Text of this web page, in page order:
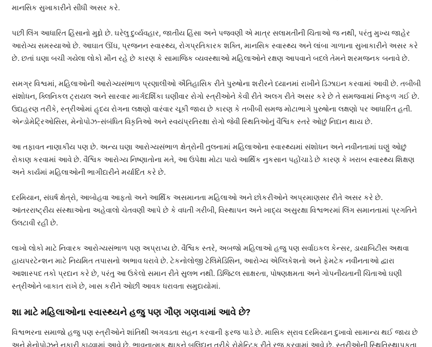
માનસિક સુખાકારીને સીધી અસર કરે.
પછી લિંગ આધારિત હિંસાનો મુદ્દો છે. ઘરેલુ દુર્વ્યવહાર, જાતીય હિંસા અને પજવણી એ માત્ર સલામતીની ચિંતાઓ જ નથી, પરંતુ મુખ્ય જાહેર
આરોગ્ય સમસ્યાઓ છે. આઘાત ઊંઘ, પ્રજનન સ્વાસ્થ્ય, રોગપ્રતિકારક શક્તિ, માનસિક સ્વાસ્થ્ય અને લાંબા ગાળાના સુખાકારીને અસર કરે
છે. છતાં ઘણા બચી ગયેલા લોકો મૌન રહે છે કારણ કે સામાજિક વ્યવસ્થાઓ મહિલાઓને રક્ષણ આપવાને બદલે તેમને શરમજનક બનાવે છે.
સમગ્ર વિશ્વમાં, મહિલાઓની આરોગ્યસંભાળ પ્રણાલીઓ ઐતિહાસિક રીતે પુરુષોના શરીરને ધ્યાનમાં રાખીને ડિઝાઇન કરવામાં આવી છે. તબીબી
સંશોધન, ક્લિનિકલ ટ્રાયલ અને સારવાર માર્ગદર્શિકા ઘણીવાર રોગો સ્ત્રીઓને કેવી રીતે અલગ રીતે અસર કરે છે તે સમજવામાં નિષ્ફળ ગઈ છે.
ઉદાહરણ તરીકે, સ્ત્રીઓમાં હૃદય રોગના લક્ષણો વારંવાર ચૂકી જાય છે કારણ કે તબીબી સમજ મોટાભાગે પુરુષોના લક્ષણો પર આધારિત હતી.
એન્ડોમેટ્રિઓસિસ, મેનોપોઝ-સંબંધિત વિકૃતિઓ અને સ્વયંપ્રતિરક્ષા રોગો જેવી સ્થિતિઓનું વૈશ્વિક સ્તરે ઓછું નિદાન થાય છે.
આ તફાવત નાણાકીય પણ છે. અન્ય ઘણા આરોગ્યસંભાળ ક્ષેત્રોની તુલનામાં મહિલાઓના સ્વાસ્થ્યમાં સંશોધન અને નવીનતામાં ઘણું ઓછું
રોકાણ કરવામાં આવે છે. વૈશ્વિક આરોગ્ય નિષ્ણાતોના મતે, આ ઉપેક્ષા મોટા પાયે આર્થિક નુકસાન પહોંચાડે છે કારણ કે ખરાબ સ્વાસ્થ્ય શિક્ષણ
અને કાર્યમાં મહિલાઓની ભાગીદારીને મર્યાદિત કરે છે.
દરમિયાન, સંઘર્ષ ક્ષેત્રો, આબોહવા આફતો અને આર્થિક અસમાનતા મહિલાઓ અને છોકરીઓને અપ્રમાણસર રીતે અસર કરે છે.
આંતરરાષ્ટ્રીય સંસ્થાઓના અહેવાલો ચેતવણી આપે છે કે વધતી ગરીબી, વિસ્થાપન અને ખાદ્ય અસુરક્ષા વિશ્વભરમાં લિંગ સમાનતામાં પ્રગતિને
ઉલટાવી રહી છે.
લાખો લોકો માટે નિવારક આરોગ્યસંભાળ પણ અપ્રાપ્ય છે. વૈશ્વિક સ્તરે, અબજો મહિલાઓ હજુ પણ સર્વાઇકલ કેન્સર, ડાયાબિટીસ અથવા
હાયપરટેન્શન માટે નિયમિત તપાસનો અભાવ ધરાવે છે. ટેકનોલોજી ટેલિમેડિસિન, આરોગ્ય એપ્લિકેશનો અને ફેમટેક નવીનતાઓ દ્વારા
આશાસ્પદ તકો પ્રદાન કરે છે, પરંતુ આ ઉકેલો સમાન રીતે સુલભ નથી. ડિજિટલ સાક્ષરતા, પોષણક્ષમતા અને ગોપનીયતાની ચિંતાઓ ઘણી
સ્ત્રીઓને બાકાત રાખે છે, ખાસ કરીને ઓછી આવક ધરાવતા સમુદાયોમાં.
શા માટે મહિલાઓના સ્વાસ્થ્યને હજુ પણ ગૌણ ગણવામાં આવે છે?
વિશ્વભરના સમાજો હજુ પણ સ્ત્રીઓને શાંતિથી અગવડતા સહન કરવાની ફરજ પાડે છે. માસિક સ્રાવ દરમિયાન દુખાવો સામાન્ય થઈ જાય છે
અને મેનોપોઝને નકારી કાઢવામાં આવે છે. ભાવનાત્મક થાકને બલિદાન તરીકે રોમેન્ટિક રીતે રજૂ કરવામાં આવે છે. સ્ત્રીઓની સ્થિતિસ્થાપકતા